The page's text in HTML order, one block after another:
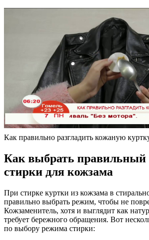
Как правильно разгладить кожаную
Как выбрать
стирки для кожзама
При стирке куртки из кожзама в
правильно выбрать режим, чтобы не
Кожзаменитель, хотя и выглядит как
требует бережного обращения. Вот
по выбору режима стирки: